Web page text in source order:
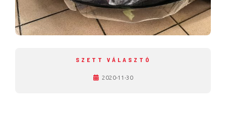
SZETT VÁLASZTÓ
2020-11-30